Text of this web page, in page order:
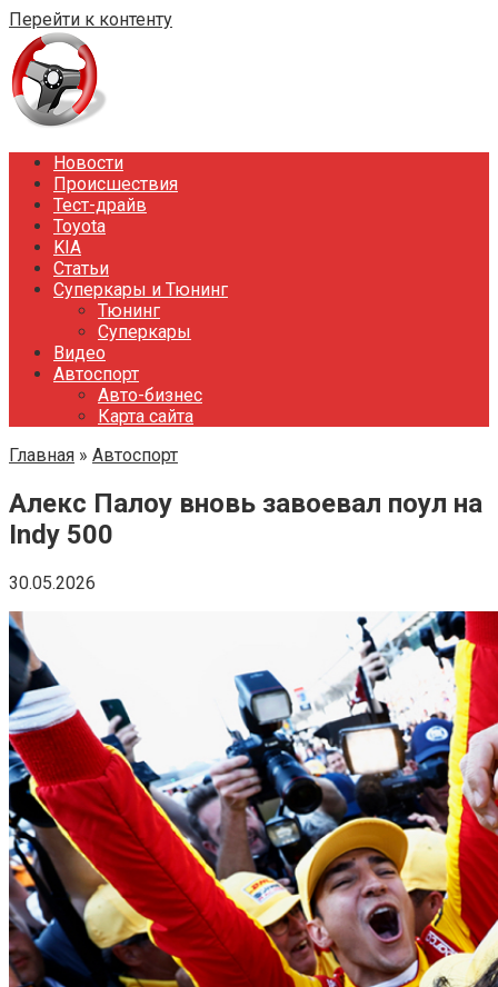
Перейти к контенту
Новости
Происшествия
Тест-драйв
Toyota
KIA
Статьи
Суперкары и Тюнинг
Тюнинг
Суперкары
Видео
Автоспорт
Авто-бизнес
Карта сайта
Главная » Автоспорт
Алекс Палоу вновь завоевал поул на
Indy 500
30.05.2026